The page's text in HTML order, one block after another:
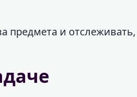
предмета и отслеживать,